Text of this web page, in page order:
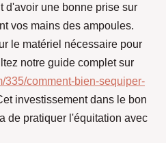
d'avoir une bonne prise sur
vos mains des ampoules.
le matériel nécessaire pour
notre guide complet sur
335/comment-bien-sequiper-
investissement dans le bon
de pratiquer l'équitation avec